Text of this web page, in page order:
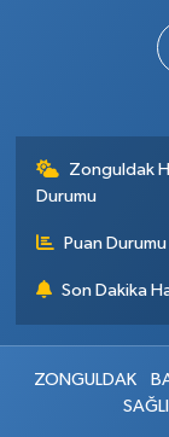
Zonguldak
Durumu
Puan
Son Dakika
ZONGULDAK